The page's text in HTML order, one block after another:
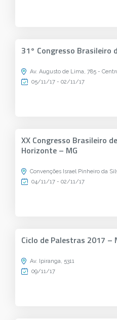
31° Congresso Brasileiro
Av. Augusto de Lima, 785 -
05/11/17 - 02/11/17
XX Congresso Brasileiro
Horizonte – MG
Convenções Israel Pinheiro da
04/11/17 - 02/11/17
Ciclo de Palestras 2017 –
Av. Ipiranga, 5311
09/11/17